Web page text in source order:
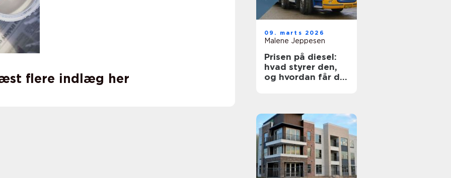
flere indlæg her
09. marts 2026
Malene Jeppesen
Prisen på diesel:
hvad styrer den,
og hvordan får du